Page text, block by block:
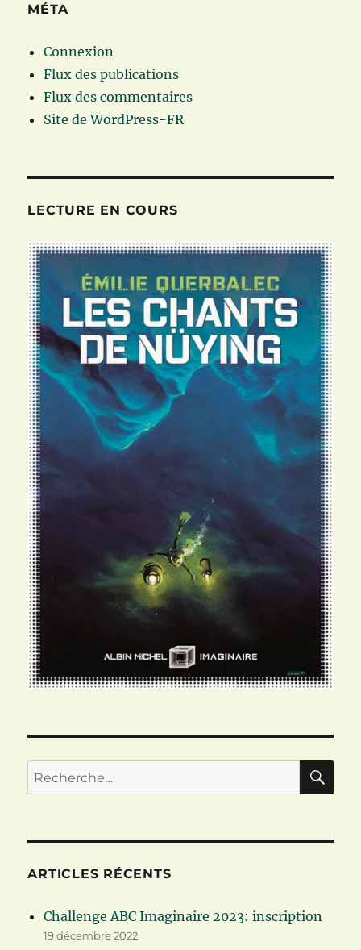
MÉTA
Connexion
Flux des publications
Flux des commentaires
Site de WordPress-FR
LECTURE EN COURS
Recherche
pour :
ARTICLES RÉCENTS
Challenge ABC Imaginaire 2023: inscription
19 décembre 2022